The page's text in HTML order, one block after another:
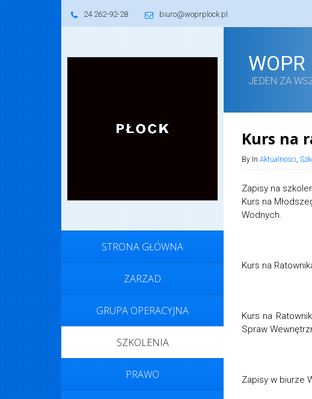
24 262-92-28 biuro@woprplock.pl
STRONA GŁÓWNA
ZARZAD
GRUPA OPERACYJNA
SZKOLENIA
PRAWO
WOPR
JEDEN ZA
Kurs na
By In Aktualności,
Zapisy na
Kurs na
Wodnych.
Kurs na
Kurs na
Spraw
Zapisy w biurze